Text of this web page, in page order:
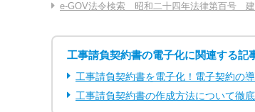
e-GOV法令検索 昭和二十四年法律第百号
工事請負契約書の電子化に関連する記
工事請負契約書を電子化！電子契約の
工事請負契約書の作成方法について徹底